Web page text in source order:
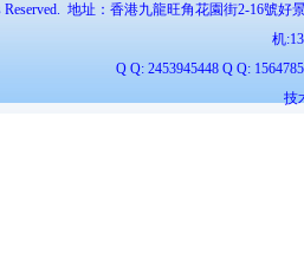
地址：香港九龍旺角花園街2-16號好
机:
Q Q: 2453945448 Q Q:
技